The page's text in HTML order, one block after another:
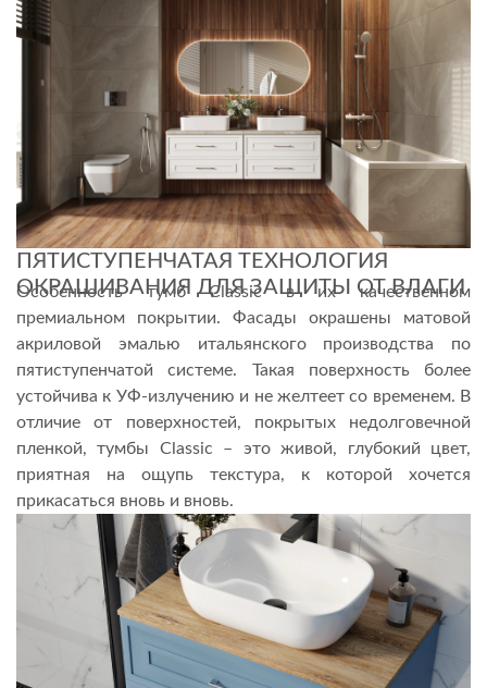
ПЯТИСТУПЕНЧАТАЯ ТЕХНОЛОГИЯ
ОКРАШИВАНИЯ ДЛЯ ЗАЩИТЫ ОТ ВЛАГИ
Особенность тумб Classic в их качественном
премиальном покрытии. Фасады окрашены матовой
акриловой эмалью итальянского производства по
пятиступенчатой системе. Такая поверхность более
устойчива к УФ-излучению и не желтеет со временем. В
отличие от поверхностей, покрытых недолговечной
пленкой, тумбы Classic – это живой, глубокий цвет,
приятная на ощупь текстура, к которой хочется
прикасаться вновь и вновь.